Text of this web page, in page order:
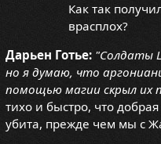
Как так
врасплох?
Дарьен Готье: "Солдаты
но я думаю, что
помощью магии скрыл их
тихо и быстро, что
убита, прежде чем мы с